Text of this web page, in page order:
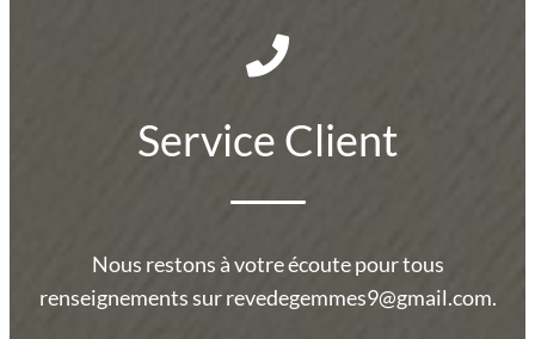
Service Client
Nous restons à votre écoute pour tous
renseignements sur revedegemmes9@gmail.com.